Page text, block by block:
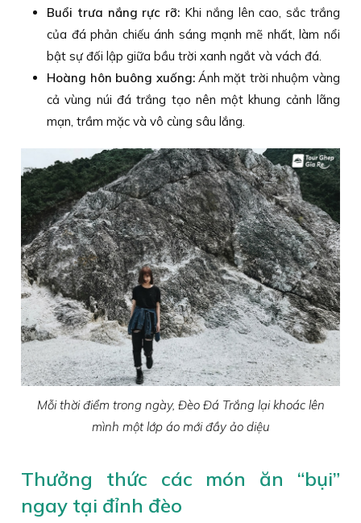
Buổi trưa nắng rực rỡ: Khi nắng lên cao, sắc trắng
của đá phản chiếu ánh sáng mạnh mẽ nhất, làm nổi
bật sự đối lập giữa bầu trời xanh ngắt và vách đá.
Hoàng hôn buông xuống:Ánh mặt trời nhuộm vàng
cả vùng núi đá trắng tạo nên một khung cảnh lãng
mạn, trầm mặc và vô cùng sâu lắng.
Mỗi thời điểm trong ngày, Đèo Đá Trắng lại khoác lên
mình một lớp áo mới đầy ảo diệu
Thưởng thức các món ăn “bụi”
ngay tại đỉnh đèo